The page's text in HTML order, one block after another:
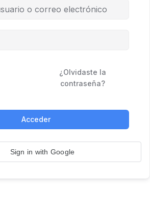
¿Olvidaste la
contraseña?
Acceder
Sign in with Google